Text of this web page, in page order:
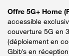
Offre 5G+ Home
accessible
couverture 5G en
(déploiement en
Gbit/s en